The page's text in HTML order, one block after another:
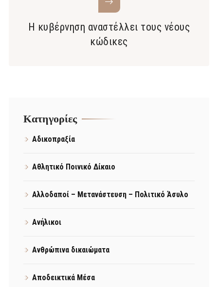
Η κυβέρνηση αναστέλλει τους νέους
κώδικες
Kατηγορίες
Αδικοπραξία
Αθλητικό Ποινικό Δίκαιο
Αλλοδαποί – Μετανάστευση – Πολιτικό Άσυλο
Ανήλικοι
Ανθρώπινα δικαιώματα
Αποδεικτικά Μέσα